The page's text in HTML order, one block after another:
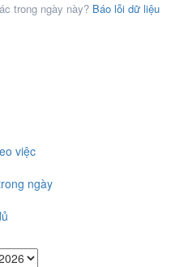
trong ngày này? Báo lỗi dữ liệu
việc
ngày